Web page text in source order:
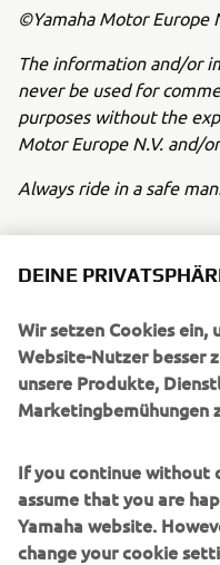
©Yamaha Motor Europe
The information and/or
never be used for
purposes without the
Motor Europe N.V. and/
Always ride in a safe
UNTERNEHMEN
B2B
MEHR YAMAHA
SUPPORT
DEINE
Wir setzen Cookies ein,
Website-Nutzer besser
unsere Produkte,
Marketingbemühungen
If you continue without
assume that you are
Yamaha website.
change your cookie